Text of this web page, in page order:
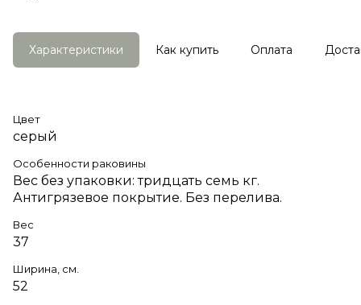
Характеристики Как купить Оплата
Цвет
серый
Особенности раковины
Вес без упаковки: тридцать семь кг.
Антигрязевое покрытие. Без перелива.
Вес
37
Ширина, см.
52